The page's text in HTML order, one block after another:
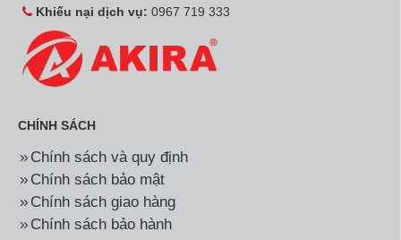
Khiếu nại dịch vụ: 0967 719 333
CHÍNH SÁCH
Chính sách và quy định
Chính sách bảo mật
Chính sách giao hàng
Chính sách bảo hành